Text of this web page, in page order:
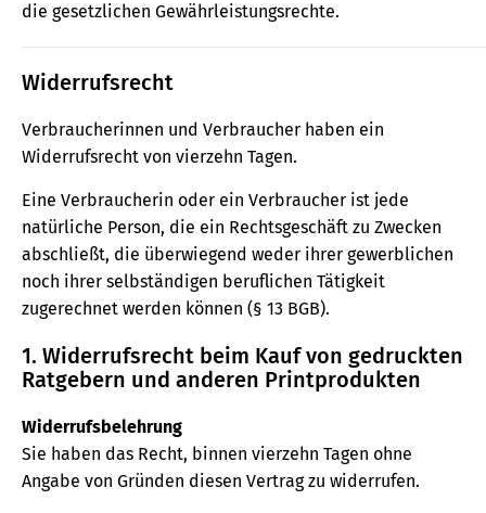
die gesetzlichen Gewährleistungsrechte.
Widerrufsrecht
Verbraucherinnen und Verbraucher haben ein
Widerrufsrecht von vierzehn Tagen.
Eine Verbraucherin oder ein Verbraucher ist jede
natürliche Person, die ein Rechtsgeschäft zu Zwecken
abschließt, die überwiegend weder ihrer gewerblichen
noch ihrer selbständigen beruflichen Tätigkeit
zugerechnet werden können (§ 13 BGB).
1. Widerrufsrecht beim Kauf von gedruckten
Ratgebern und anderen Printprodukten
Widerrufsbelehrung
Sie haben das Recht, binnen vierzehn Tagen ohne
Angabe von Gründen diesen Vertrag zu widerrufen.